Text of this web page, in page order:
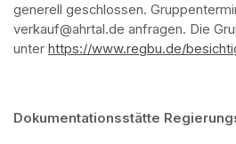
generell geschlossen.
verkauf@ahrtal.de anfragen. Die
unter https://www.regbu.de/
Dokumentationsstätte